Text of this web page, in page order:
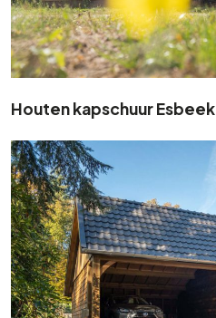
Houten kapschuur Esbeek